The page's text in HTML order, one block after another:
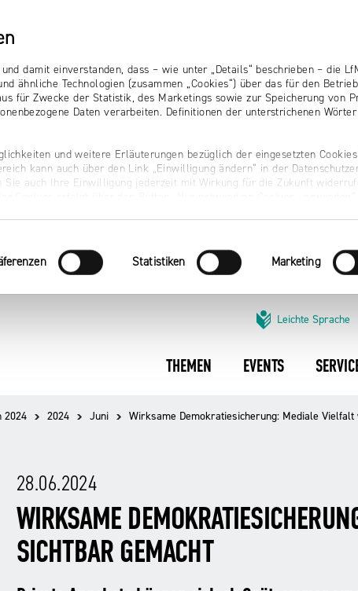
damit einverstanden, dass – wie unter „Details“ beschrieben – die
ähnliche Technologien (zusammen „Cookies“) über das für den
für Zwecke der Statistik, des Marketings sowie zur Speicherung von
Daten verarbeiten. Definitionen der unterstrichenen
und weitere Erläuterungen bezüglich der eingesetzten
kann auch über den Link „Einwilligung ändern“ in der
Sie auch Ihre Einwilligung jederzeit mit Wirkung für die Zukunft
Statistiken Marketing
Leichte Sprache
THEMEN EVENTS
2024 2024 Juni Wirksame Demokratiesicherung: Mediale
28.06.2024
WIRKSAME
SICHTBAR GEMACHT